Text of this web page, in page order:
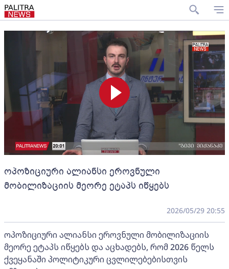
ოპოზიციური ალიანსი ეროვნული
მობილიზაციის მეორე ეტაპს იწყებს
2026/05/29 20:55
ოპოზიციური ალიანსი ეროვნული მობილიზაციის
მეორე ეტაპს იწყებს და აცხადებს, რომ 2026 წელს
ქვეყანაში პოლიტიკური ცვლილებებისთვის